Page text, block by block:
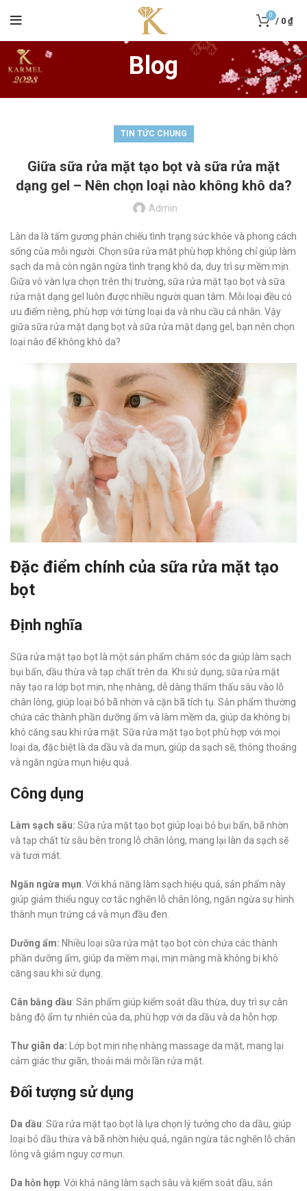
0
/ 0 ₫
Blog
TIN TỨC CHUNG
Giữa sữa rửa mặt tạo bọt và sữa rửa mặt
dạng gel – Nên chọn loại nào không khô da?
Admin
Làn da là tấm gương phản chiếu tình trạng sức khỏe và phong cách
sống của mỗi người. Chọn sữa rửa mặt phù hợp không chỉ giúp làm
sạch da mà còn ngăn ngừa tình trạng khô da, duy trì sự mềm mịn.
Giữa vô vàn lựa chọn trên thị trường, sữa rửa mặt tạo bọt và sữa
rửa mặt dạng gel luôn được nhiều người quan tâm. Mỗi loại đều có
ưu điểm riêng, phù hợp với từng loại da và nhu cầu cá nhân. Vậy
giữa sữa rửa mặt dạng bọt và sữa rửa mặt dạng gel, bạn nên chọn
loại nào để không khô da?
Đặc điểm chính của sữa rửa mặt tạo
bọt
Định nghĩa
Sữa rửa mặt tạo bọt là một sản phẩm chăm sóc da giúp làm sạch
bụi bẩn, dầu thừa và tạp chất trên da. Khi sử dụng, sữa rửa mặt
này tạo ra lớp bọt mịn, nhẹ nhàng, dễ dàng thẩm thấu sâu vào lỗ
chân lông, giúp loại bỏ bã nhờn và cặn bã tích tụ. Sản phẩm thường
chứa các thành phần dưỡng ẩm và làm mềm da, giúp da không bị
khô căng sau khi rửa mặt. Sữa rửa mặt tạo bọt phù hợp với mọi
loại da, đặc biệt là da dầu và da mụn, giúp da sạch sẽ, thông thoáng
và ngăn ngừa mụn hiệu quả.
Công dụng
Làm sạch sâu: Sữa rửa mặt tạo bọt giúp loại bỏ bụi bẩn, bã nhờn
và tạp chất từ sâu bên trong lỗ chân lông, mang lại làn da sạch sẽ
và tươi mát.
Ngăn ngừa mụn: Với khả năng làm sạch hiệu quả, sản phẩm này
giúp giảm thiểu nguy cơ tắc nghẽn lỗ chân lông, ngăn ngừa sự hình
thành mụn trứng cá và mụn đầu đen.
Dưỡng ẩm: Nhiều loại sữa rửa mặt tạo bọt còn chứa các thành
phần dưỡng ẩm, giúp da mềm mại, mịn màng mà không bị khô
căng sau khi sử dụng.
Cân bằng dầu: Sản phẩm giúp kiểm soát dầu thừa, duy trì sự cân
bằng độ ẩm tự nhiên của da, phù hợp với da dầu và da hỗn hợp.
Thư giãn da: Lớp bọt mịn nhẹ nhàng massage da mặt, mang lại
cảm giác thư giãn, thoải mái mỗi lần rửa mặt.
Đối tượng sử dụng
Da dầu: Sữa rửa mặt tạo bọt là lựa chọn lý tưởng cho da dầu, giúp
loại bỏ dầu thừa và bã nhờn hiệu quả, ngăn ngừa tắc nghẽn lỗ chân
lông và giảm nguy cơ mụn.
Da hỗn hợp: Với khả năng làm sạch sâu và kiểm soát dầu, sản